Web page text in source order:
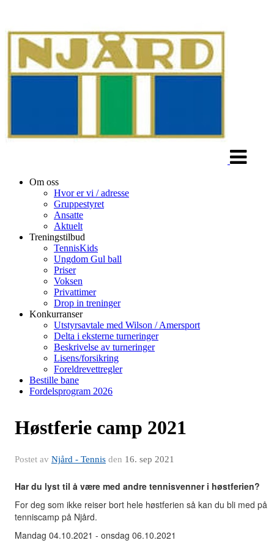
Om oss
Hvor er vi / adresse
Gruppestyret
Ansatte
Aktuelt
Treningstilbud
TennisKids
Ungdom Gul ball
Priser
Voksen
Privattimer
Drop in treninger
Konkurranser
Utstyrsavtale med Wilson / Amersport
Delta i eksterne turneringer
Beskrivelse av turneringer
Lisens/forsikring
Foreldrevettregler
Bestille bane
Fordelsprogram 2026
Høstferie camp 2021
Postet av Njård - Tennis den 16. sep 2021
Har du lyst til å være med andre tennisvenner i høstferien?
For deg som ikke reiser bort hele høstferien så kan du bli med på
tenniscamp på Njård.
Mandag 04.10.2021 - onsdag 06.10.2021